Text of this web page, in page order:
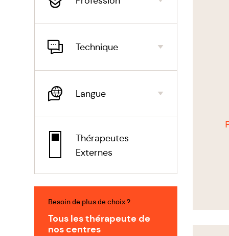
Technique
Langue
Thérapeutes
Externes
Besoin de plus de choix ?
Tous les thérapeute de
nos centres
Voir